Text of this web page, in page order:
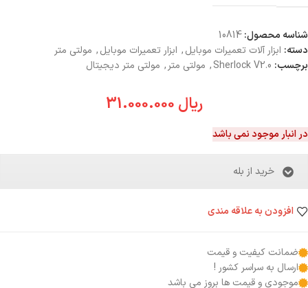
شناسه محصول:10814
دسته: ابزار آلات تعمیرات موبایل, ابزار تعمیرات موبایل, مولتی متر
برچسب: Sherlock V2.0
, مولتی متر, مولتی متر دیجیتال
ریال
در انبار موجود نمی باشد
خرید از بله
افزودن به علاقه مندی
ضمانت کیفیت و قیمت
ارسال به سراسر کشور !
موجودی و قیمت ها بروز می باشد